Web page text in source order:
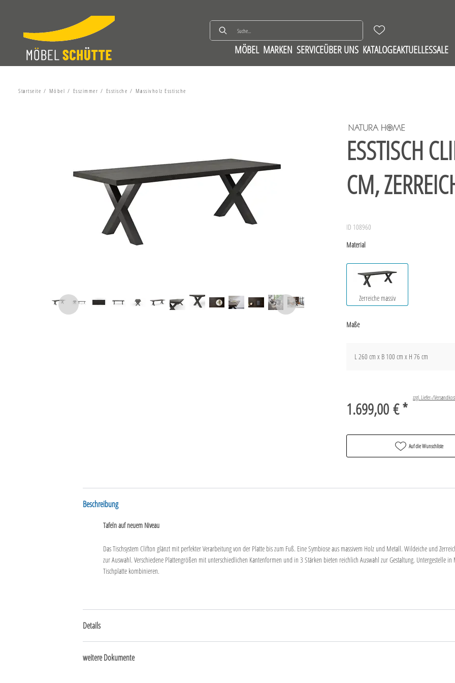
MÖBEL MARKEN SERVICEÜBER UNS KATALOGEAKTUELLESSALE
Startseite Möbel Esszimmer Esstische Massivholz Esstische
ESSTISCH
CM,
ID 108960
Material
Zerreiche massiv
Maße
L 260 cm x B 100 cm x H 76 cm
1.699,00 € *
zzgl. Liefer-/
Auf die Wunschliste
Beschreibung
Tafeln auf neuem Niveau
Das Tischsystem Clifton glänzt mit perfekter Verarbeitung von der Platte bis zum Fuß. Eine Symbiose aus massivem Holz und Metall. Wildeiche und
zur Auswahl. Verschiedene Plattengrößen mit unterschiedlichen Kantenformen und in 3 Stärken bieten reichlich Auswahl zur Gestaltung. Untergestelle
Tischplatte kombinieren.
Details
weitere Dokumente